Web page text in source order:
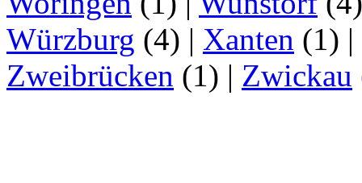
Würzburg (4) | Xanten (1) |
Zweibrücken (1) | Zwickau